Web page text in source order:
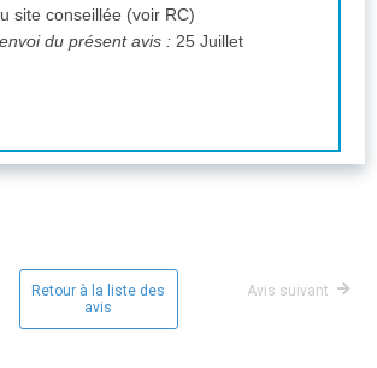
site conseillée (voir RC)
du présent avis : 25 Juillet
Retour à la liste des
avis
Avis suivant